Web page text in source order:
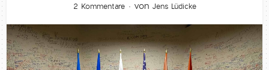
2 Kommentare von Jens Lüdicke